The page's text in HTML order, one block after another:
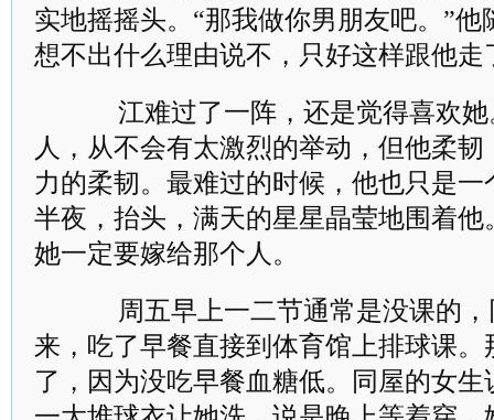
实地摇摇头。“那我做你男朋友吧。”
想不出什么理由说不，只好这样跟他走
江难过了一阵，还是觉得喜欢她
人，从不会有太激烈的举动，但他柔
力的柔韧。最难过的时候，他也只是
半夜，抬头，满天的星星晶莹地围着
她一定要嫁给那个人。
周五早上一二节通常是没课的，
来，吃了早餐直接到体育馆上排球课
了，因为没吃早餐血糖低。同屋的女